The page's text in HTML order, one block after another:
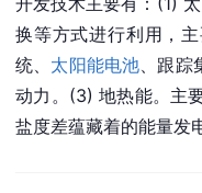
换等方式进行利用，
统、 太阳能电池 、跟
动力。(3) 地热能。主
盐度差蕴藏着的能量发